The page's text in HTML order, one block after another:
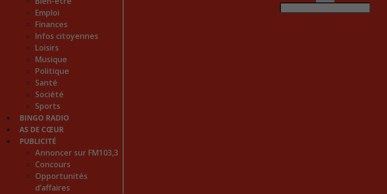
Emploi
Finances
Infos citoyennes
Loisirs
Musique
Politique
Santé
Société
Sports
BINGO RADIO
AS DE CŒUR
PUBLICITÉ
Annoncer sur FM103,3
Concours
Opportunités
d’affaires